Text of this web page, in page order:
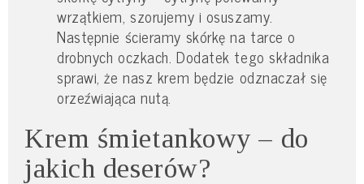
wrzątkiem, szorujemy i osuszamy.
Następnie ścieramy skórkę na tarce o
drobnych oczkach. Dodatek tego składnika
sprawi, że nasz krem będzie odznaczał się
orzeźwiająca nutą.
Krem śmietankowy – do
jakich deserów?